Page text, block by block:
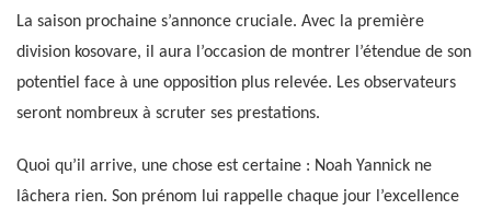
La saison prochaine s’annonce cruciale. Avec la première
division kosovare, il aura l’occasion de montrer l’étendue de son
potentiel face à une opposition plus relevée. Les observateurs
seront nombreux à scruter ses prestations.
Quoi qu’il arrive, une chose est certaine : Noah Yannick ne
lâchera rien. Son prénom lui rappelle chaque jour l’excellence